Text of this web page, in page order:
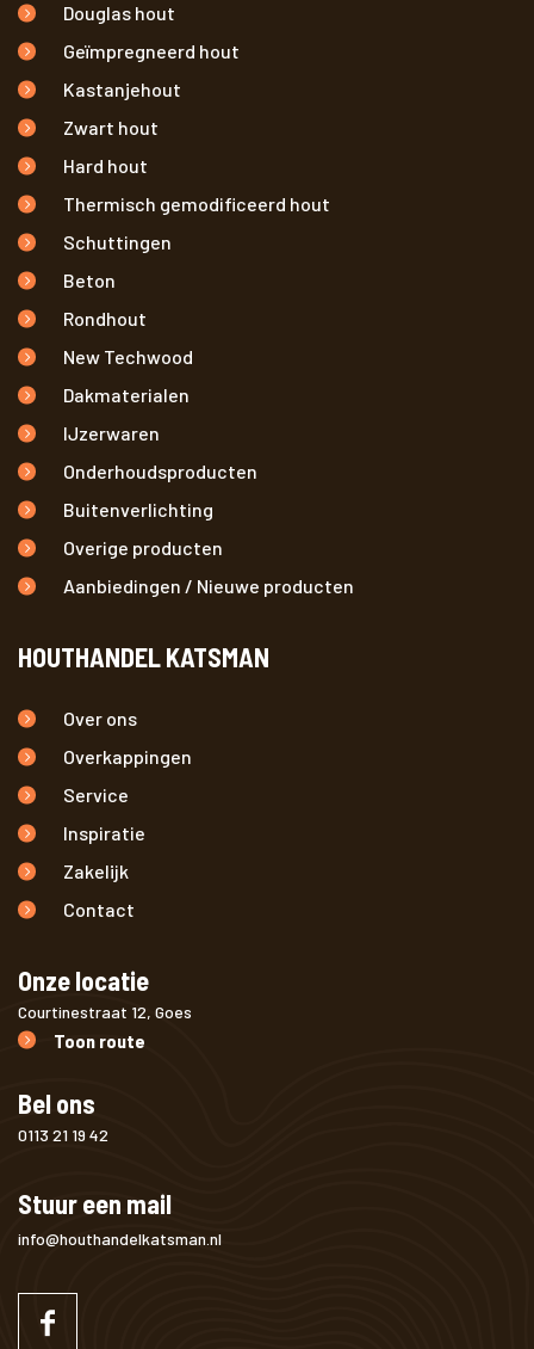
Douglas hout
Geïmpregneerd hout
Kastanjehout
Zwart hout
Hard hout
Thermisch gemodificeerd hout
Schuttingen
Beton
Rondhout
New Techwood
Dakmaterialen
IJzerwaren
Onderhoudsproducten
Buitenverlichting
Overige producten
Aanbiedingen / Nieuwe producten
HOUTHANDEL KATSMAN
Over ons
Overkappingen
Service
Inspiratie
Zakelijk
Contact
Onze locatie
Courtinestraat 12, Goes
Toon route
Bel ons
0113 21 19 42
Stuur een mail
info@houthandelkatsman.nl